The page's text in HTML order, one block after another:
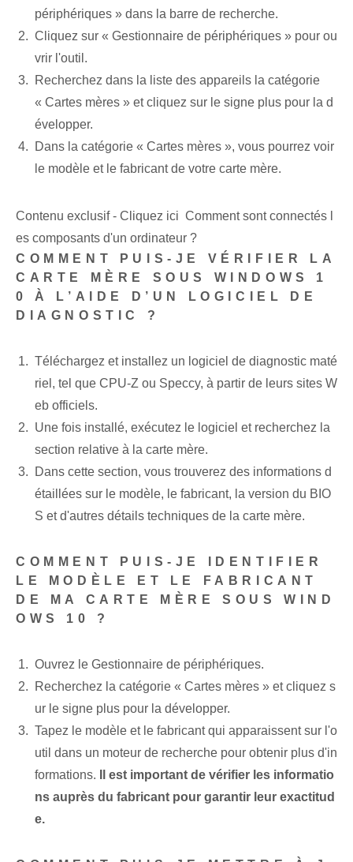
périphériques » dans la barre de recherche.
Cliquez sur « Gestionnaire de périphériques » pour ou
vrir l'outil.
Recherchez dans la liste des appareils la catégorie
« Cartes mères » et cliquez sur le signe plus pour la d
évelopper.
Dans la catégorie « Cartes mères », vous pourrez voir
le modèle et le fabricant de votre carte mère.
Contenu exclusif - Cliquez ici Comment sont connectés l
es composants d'un ordinateur ?
COMMENT PUIS-JE VÉRIFIER LA
CARTE MÈRE SOUS WINDOWS 1
0 À L’AIDE D’UN LOGICIEL DE
DIAGNOSTIC ?
Téléchargez et installez un logiciel de diagnostic maté
riel, tel que CPU-Z ou Speccy, à partir de leurs sites W
eb officiels.
Une fois installé, exécutez le logiciel et recherchez la
section relative à la carte mère.
Dans cette section, vous trouverez des informations d
étaillées sur le modèle, le fabricant, la version du BIO
S et d'autres détails techniques de la carte mère.
COMMENT PUIS-JE IDENTIFIER
LE MODÈLE ET LE FABRICANT
DE MA CARTE MÈRE SOUS WIND
OWS 10 ?
Ouvrez le Gestionnaire de périphériques.
Recherchez la catégorie « Cartes mères » et cliquez s
ur le signe plus pour la développer.
Tapez le modèle et le fabricant qui apparaissent sur l'o
util dans un moteur de recherche pour obtenir plus d'in
formations.
Il est important de vérifier les informatio
ns auprès du fabricant pour garantir leur exactitud
e.